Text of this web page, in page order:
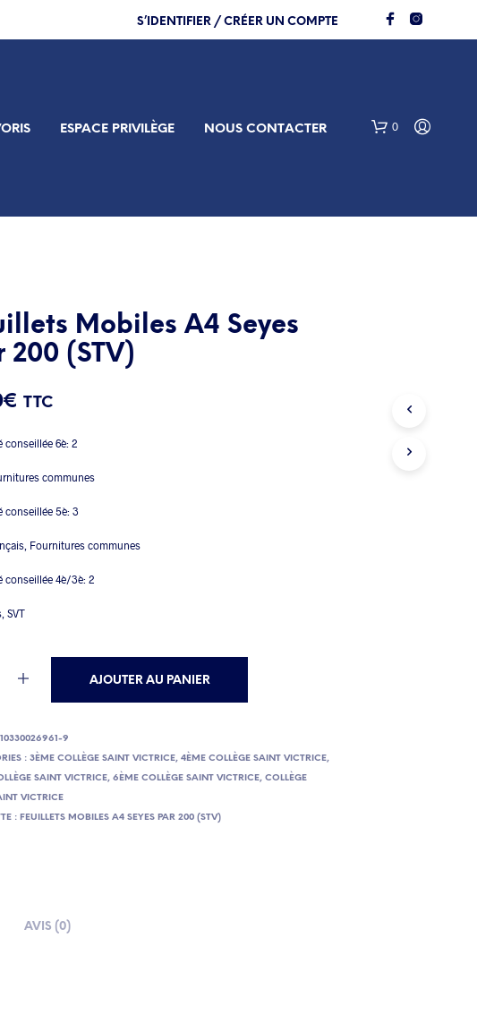
S’IDENTIFIER / CRÉER UN COMPTE
ESPACE PRIVILÈGE NOUS CONTACTER 0
Mobiles A4 Seyes
200 (STV)
€ TTC
conseillée 6è: 2
communes
conseillée 5è: 3
Fournitures communes
conseillée 4è/3è: 2
SVT
AJOUTER AU PANIER
9
:3ÈME COLLÈGE SAINT VICTRICE,4ÈME COLLÈGE SAINT VICTRICE,
SAINT VICTRICE,6ÈME COLLÈGE SAINT VICTRICE,COLLÈGE
VICTRICE
: FEUILLETS MOBILES A4 SEYES PAR 200 (STV)
AVIS (0)